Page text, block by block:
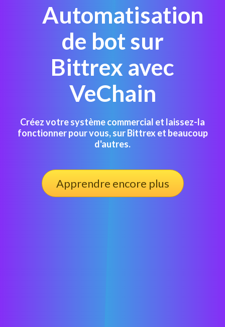
Automatisation
de bot sur
Bittrex avec
VeChain
Créez votre système commercial et laissez-la
fonctionner pour vous, sur Bittrex et beaucoup
d'autres.
Apprendre encore plus